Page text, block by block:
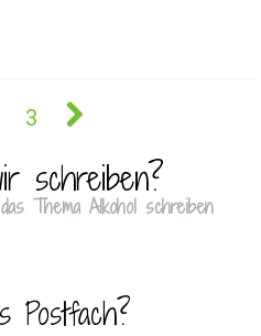
3
schreiben?
Thema Alkohol schreiben
Postfach?